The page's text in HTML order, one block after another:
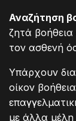
Αναζήτηση
ζητά
τον ασθενή
Υπάρχουν
οίκον
με άλλα μέλη